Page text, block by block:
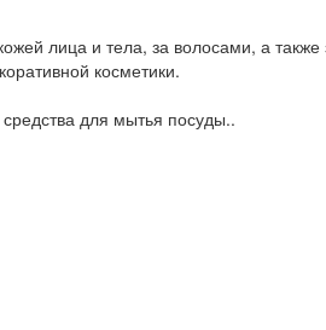
лица и тела, за волосами, а
косметики.
для мытья посуды..